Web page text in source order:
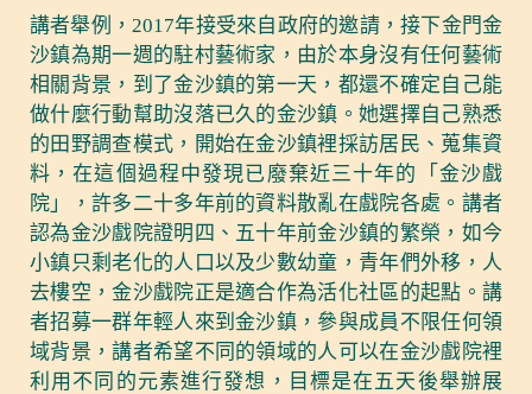
講者舉例，2017年接受來自政府的邀請，接下金門金
沙鎮為期一週的駐村藝術家，由於本身沒有任何藝術
相關背景，到了金沙鎮的第一天，都還不確定自己能
做什麼行動幫助沒落已久的金沙鎮。她選擇自己熟悉
的田野調查模式，開始在金沙鎮裡採訪居民、蒐集資
料，在這個過程中發現已廢棄近三十年的「金沙戲
院」，許多二十多年前的資料散亂在戲院各處。講者
認為金沙戲院證明四、五十年前金沙鎮的繁榮，如今
小鎮只剩老化的人口以及少數幼童，青年們外移，人
去樓空，金沙戲院正是適合作為活化社區的起點。講
者招募一群年輕人來到金沙鎮，參與成員不限任何領
域背景，講者希望不同的領域的人可以在金沙戲院裡
利用不同的元素進行發想，目標是在五天後舉辦展